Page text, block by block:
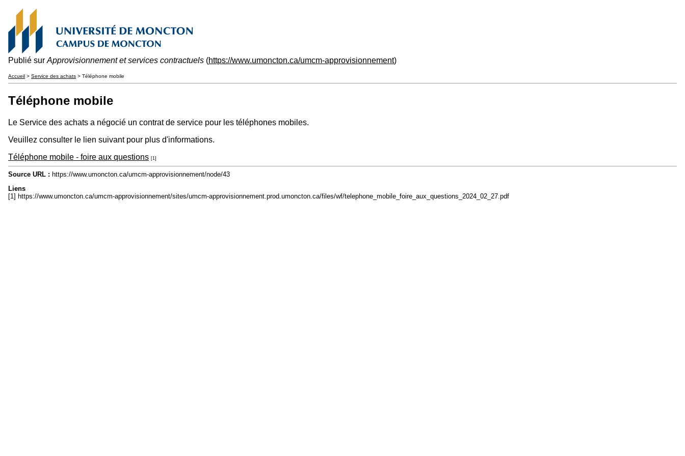
Publié sur Approvisionnement et services contractuels (https://www.umoncton.ca/umcm-approvisionnement)
Accueil > Service des achats > Téléphone mobile
Téléphone mobile
Le Service des achats a négocié un contrat de service pour les téléphones mobiles.
Veuillez consulter le lien suivant pour plus d'informations.
Téléphone mobile - foire aux questions [1]
Source URL : https://www.umoncton.ca/umcm-approvisionnement/node/43
Liens
[1] https://www.umoncton.ca/umcm-approvisionnement/sites/umcm-approvisionnement.prod.umoncton.ca/files/wf/telephone_mobile_foire_aux_questions_2024_02_27.pdf